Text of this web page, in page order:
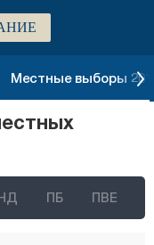
Местные выборы
ПБ ПВЕ